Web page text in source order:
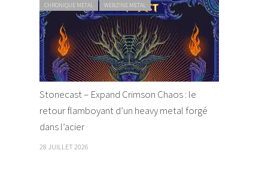
CHRONIQUE METAL WEBZINE METAL
Stonecast – Expand Crimson Chaos : le
retour flamboyant d’un heavy metal forgé
dans l’acier
28 JUILLET 2026